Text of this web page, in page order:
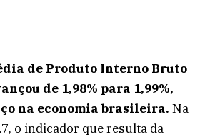
de Produto Interno Bruto
de 1,98% para 1,99%,
na economia brasileira. Na
o indicador que resulta da